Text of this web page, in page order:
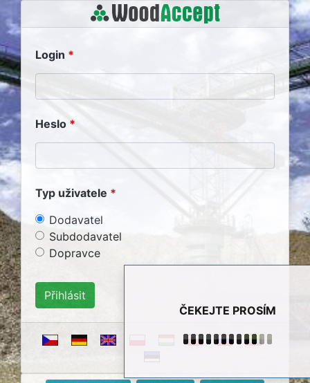
ČEKEJTE PROSÍM
Login
Heslo
Typ uživatele
Dodavatel
Subdodavatel
Dopravce